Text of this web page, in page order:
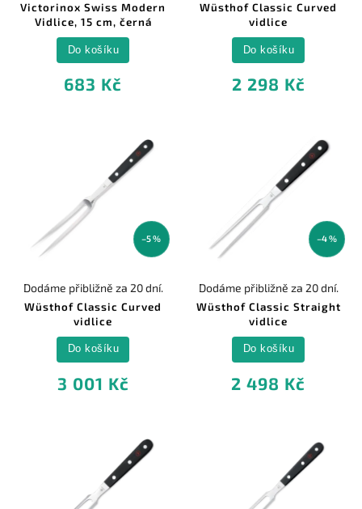
Victorinox Swiss Modern
Vidlice, 15 cm, černá
683 Kč
Do košíku
Wüsthof Classic Curved
vidlice
2 298 Kč
Do košíku
–5 %
Wüsthof Classic Curved
vidlice
Dodáme přibližně za 20 dní.
3 001 Kč
Do košíku
–4 %
Wüsthof Classic Straight
vidlice
Dodáme přibližně za 20 dní.
2 498 Kč
Do košíku